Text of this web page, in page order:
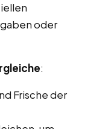
oder
:
Frische der